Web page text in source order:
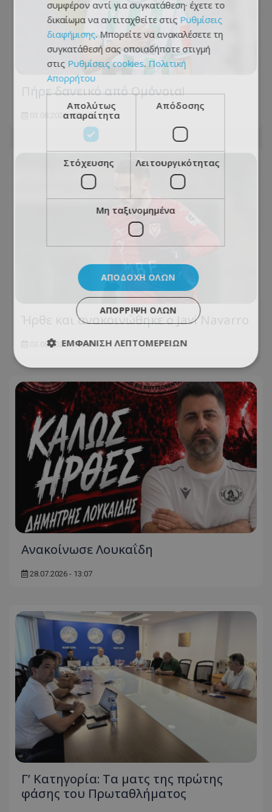
Πήρε δανεικό από Ομόνοια!
03.08.2026 - 22:15
Ήρθε και ανακοινώθηκε ο Javi Navarro
03.08.2026 - 16:29
Ανακοίνωσε Λουκαΐδη
28.07.2026 - 13:07
Γ’ Κατηγορία: Τα ματς της πρώτης
φάσης του Πρωταθλήματος
συμφέρον αντί για συγκατάθεση· έχετε το
δικαίωμα να αντιταχθείτε στις Ρυθμίσεις
διαφήμισης. Μπορείτε να ανακαλέσετε τη
συγκατάθεσή σας οποιαδήποτε στιγμή
στις Ρυθμίσεις cookies. Πολιτική
Απορρήτου
Απολύτως
απαραίτητα
Απόδοσης
Στόχευσης Λειτουργικότητας
Μη ταξινομημένα
ΑΠΟΔΟΧΉ ΌΛΩΝ
ΑΠΌΡΡΙΨΗ ΌΛΩΝ
ΕΜΦΆΝΙΣΗ ΛΕΠΤΟΜΕΡΕΙΏΝ